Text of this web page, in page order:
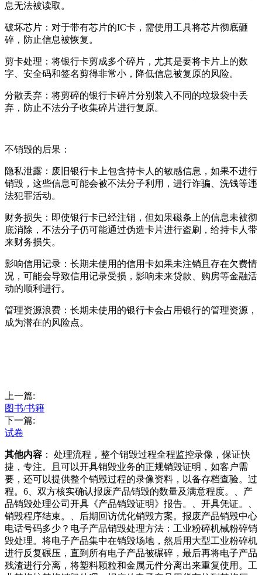
息无法被读取。
破坏芯片：对于带有芯片的IC卡，需使用工具将芯片彻底砸
碎，防止信息被恢复。
剪卡处理：将银行卡剪成多个碎片，尤其是要将卡片上的数
字、安全码和签名剪得非常小，降低信息被复原的风险。
分散丢弃：将剪碎的银行卡碎片分别装入不同的垃圾袋中丢
弃，防止不法分子收集碎片进行复原。
不销毁的后果：
隐私泄露：废旧银行卡上包含持卡人的敏感信息，如果不进行
销毁，这些信息可能会被不法分子利用，进行诈骗、洗钱等违
法犯罪活动。
财务损失：即使银行卡已经注销，但如果磁条上的信息未被彻
底消除，不法分子仍可能通过伪造卡片进行盗刷，给持卡人带
来财务损失。
影响信用记录：长期未使用的信用卡如果未注销且存在欠费情
况，可能会导致信用记录受损，影响未来贷款、购房等金融活
动的顺利进行。
管理资源浪费：长期未使用的银行卡会占用银行的管理资源，
成为潜在的风险点。
上一篇:
图书/书籍
下一篇:
试卷
其他内容 ： 处理流程，整个销毁过程全程监控录像，保证快
捷，专注。且可以开具销毁业务的正规销毁证明，如客户需
要，还可以提供整个销毁过程的录像资料，以备存档查验。过
程。6、双方核实确认报废产品销毁的数量及满意程度。、产
品销毁处理公司开具《产品销毁证明》报告。、开具凭证。、
销毁程序结束。、后期回访优化销毁方案。报废产品销毁中心
电话号码多少？电子产品销毁处理方法：工业粉碎机械粉碎销
毁处理。将电子产品集中在销毁场地，然后用大型工业粉碎机
进行反复碾压，直到所有电子产品被碾碎，最后再将电子产品
残渣进行分离，将塑料颗粒和金属元件分离出来重复使用。工